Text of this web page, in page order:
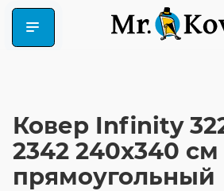
Ковер Infinity
2342 240x340 см
прямоугольный